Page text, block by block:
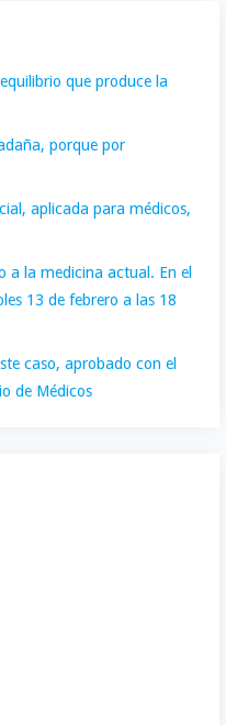
que produce la
porque por
aplicada para médicos,
a la medicina actual. En el
13 de febrero a las 18
caso, aprobado con el
de Médicos